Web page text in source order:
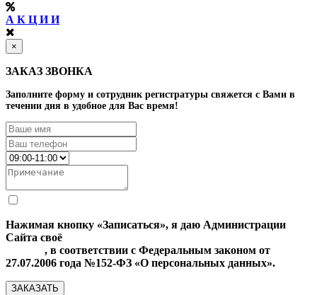
А К Ц И И
×
ЗАКАЗ ЗВОНКА
Заполните форму и сотрудник регистратуры свяжется с Вами в
течении дня в удобное для Вас время!
Нажимая кнопку «Записаться», я даю Администрации
Сайта своё
, в соответствии с Федеральным законом от
27.07.2006 года №152-ФЗ «О персональных данных».
ЗАКАЗАТЬ